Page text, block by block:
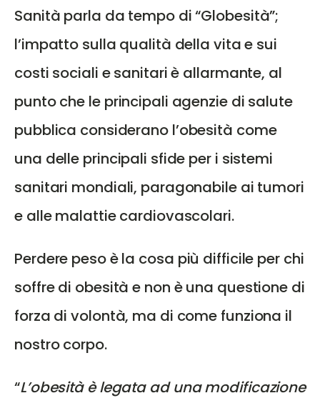
Sanità parla da tempo di “Globesità”;
l’impatto sulla qualità della vita e sui
costi sociali e sanitari è allarmante, al
punto che le principali agenzie di salute
pubblica considerano l’obesità come
una delle principali sfide per i sistemi
sanitari mondiali, paragonabile ai tumori
e alle malattie cardiovascolari.
Perdere peso è la cosa più difficile per chi
soffre di obesità e non è una questione di
forza di volontà, ma di come funziona il
nostro corpo.
“L’obesità è legata ad una modificazione